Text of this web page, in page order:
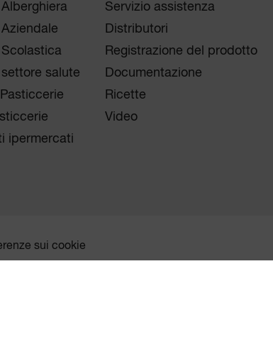
Aziendale
Scolastica
settore salute
ipermercati
Servizio assistenza
Distributori
Registrazione del prodotto
Documentazione
Ricette
Video
sui cookie